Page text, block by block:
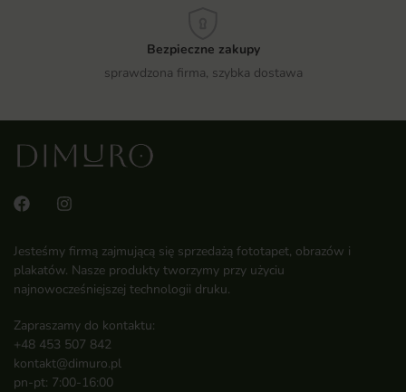
Bezpieczne zakupy
sprawdzona firma, szybka dostawa
Jesteśmy firmą zajmującą się sprzedażą fototapet, obrazów i
plakatów. Nasze produkty tworzymy przy użyciu
najnowocześniejszej technologii druku.
Zapraszamy do kontaktu:
+48 453 507 842
kontakt@dimuro.pl
pn-pt: 7:00-16:00